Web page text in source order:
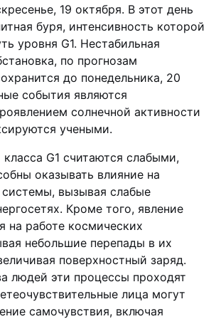
19 октября. В этот день
буря, интенсивность которой
уровня G1. Нестабильная
по прогнозам
до понедельника, 20
события являются
солнечной активности
учеными.
G1 считаются слабыми,
оказывать влияние на
системы, вызывая слабые
Кроме того, явление
на работе космических
небольшие перепады в их
поверхностный заряд.
людей эти процессы проходят
лица могут
самочувствия, включая